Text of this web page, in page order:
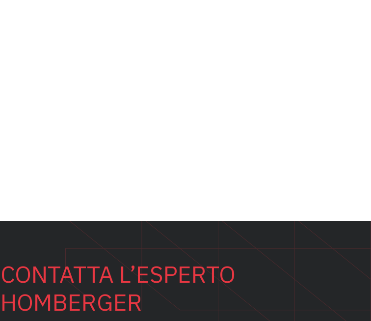
CONTATTA L’ESPERTO
HOMBERGER